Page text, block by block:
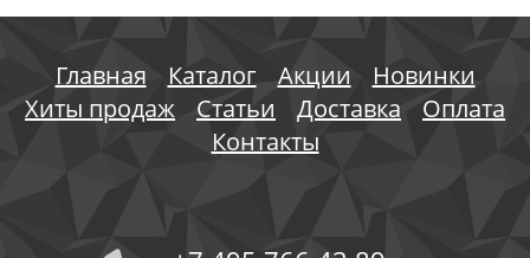
Главная Каталог Акции
Новинки
Хиты продаж
Статьи Доставка
Оплата
Контакты